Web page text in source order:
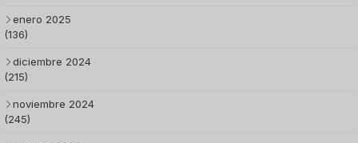
enero 2025
(136)
diciembre 2024
(215)
noviembre 2024
(245)